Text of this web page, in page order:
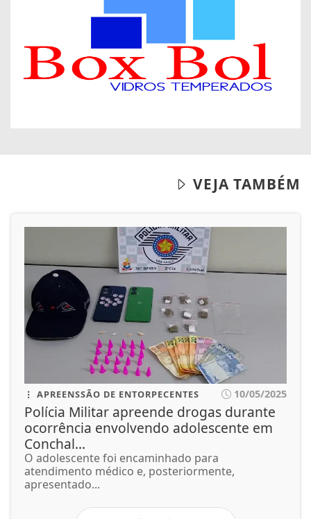
VEJA TAMBÉM
APREENSSÃO DE ENTORPECENTES 10/05/2025
Polícia Militar apreende drogas durante
ocorrência envolvendo adolescente em
Conchal...
O adolescente foi encaminhado para
atendimento médico e, posteriormente,
apresentado...